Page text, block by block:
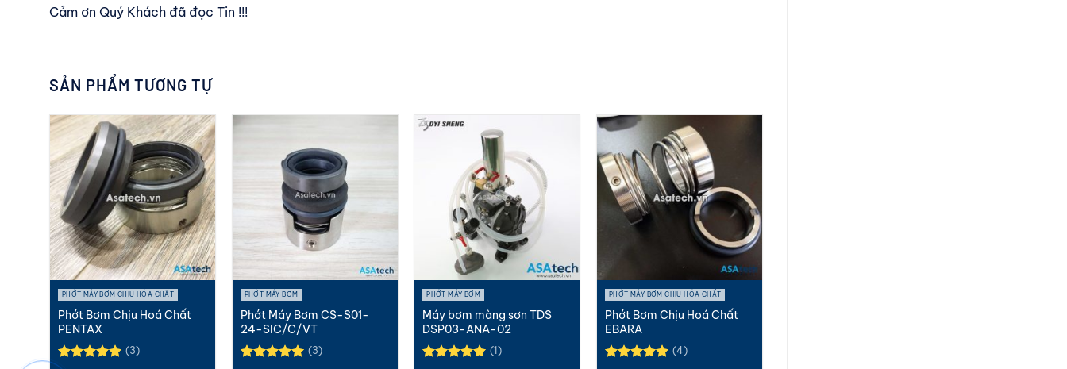
Cảm ơn Quý Khách đã đọc Tin !!!
SẢN PHẨM TƯƠNG TỰ
PHỚT MÁY BƠM CHỊU HÓA CHẤT
Phớt Bơm Chịu Hoá Chất
PENTAX
(3)
PHỚT MÁY BƠM
Phớt Máy Bơm CS-S01-
24-SIC/C/VT
(3)
PHỚT MÁY BƠM
Máy bơm màng sơn TDS
DSP03-ANA-02
(1)
PHỚT MÁY BƠM CHỊU HÓA CHẤT
Phớt Bơm Chịu Hoá Chất
EBARA
(4)